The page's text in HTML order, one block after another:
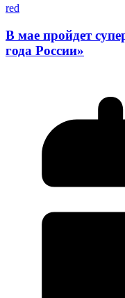
red
В мае пройдет
года России»